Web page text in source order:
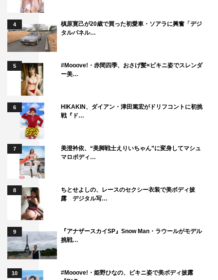
4
槙原寛己が20歳で買った初愛車・ソアラに興奮「デジ
タルパネル…
5
#Mooove!・赤間四季、おさげ髪×ビキニ姿でスレンダ
ー美…
6
HIKAKIN、ダイアン・津田篤宏がドリフコントに初挑
戦『ド…
7
美澄衿依、“美脚戦士えりいちゃん”に変身してマシュ
マロボディ…
8
ちとせよしの、レースのセクシー衣装で美ボディ披
露 デジタル写…
9
『アナザースカイSP』Snow Man・ラウールがモデル
挑戦…
10
#Mooove!・姫野ひなの、ビキニ姿で美ボディ披露